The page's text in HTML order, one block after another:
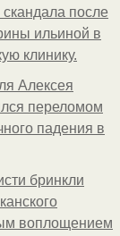
после
ильиной в
клинику.
Алексея
переломом
падения в
бринкли
воплощением